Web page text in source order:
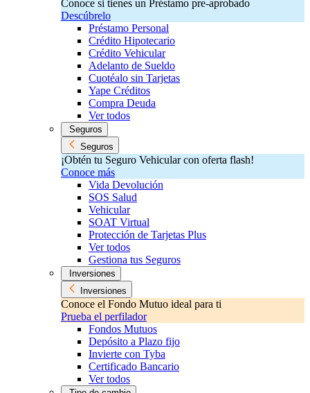
Conoce si tienes un Préstamo pre-aprobado
Descúbrelo
Préstamo Personal
Crédito Hipotecario
Crédito Vehicular
Adelanto de Sueldo
Cuotéalo sin Tarjetas
Yape Créditos
Compra Deuda
Ver todos
Seguros
Seguros
¡Obtén tu Seguro Vehicular con oferta flash!
Conoce más
Vida Devolución
SOS Salud
Vehicular
SOAT Virtual
Protección de Tarjetas Plus
Ver todos
Gestiona tus Seguros
Inversiones
Inversiones
Conoce el Fondo Mutuo ideal para ti
Prueba el perfilador
Fondos Mutuos
Depósito a Plazo fijo
Invierte con Tyba
Certificado Bancario
Ver todos